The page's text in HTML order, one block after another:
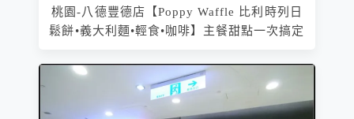
桃園-八德豐德店【Poppy Waffle 比利時列日
鬆餅•義大利麵•輕食•咖啡】主餐甜點一次搞定